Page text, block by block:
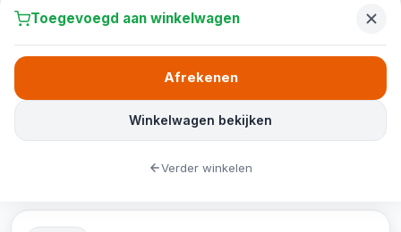
Toegevoegd aan winkelwagen
Winkelwagen bekijken
Afrekenen
Verder winkelen